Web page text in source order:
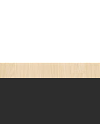
，但背後不是OpenAI的API服
API-Compatible Services,